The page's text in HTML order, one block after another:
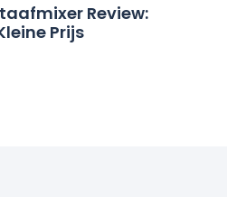
Review:
Prijs